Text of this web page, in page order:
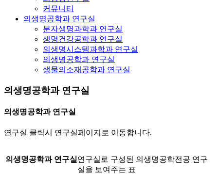
커뮤니티
의생명공학과 연구실
분자생명과학과 연구실
생명건강공학과 연구실
의생명시스템과학과 연구실
의생명공학과 연구실
생물의소재공학과 연구실
의생명공학과 연구실
의생명공학과 연구실
연구실 클릭시 연구실페이지로 이동합니다.
의생명공학과 연구실 연구실로 구성된 의생명공학전공 연구
실을 보여주는 표